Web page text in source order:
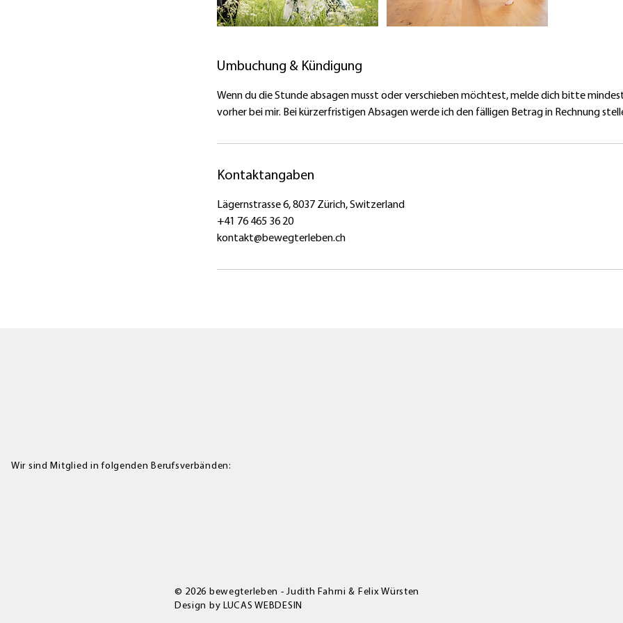
.
Umbuchung & Kündigung
Wenn du die Stunde absagen musst oder verschieben möchtest, melde dich bitte
vorher bei mir. Bei kürzerfristigen Absagen werde ich den fälligen Betrag in Rechnung
Kontaktangaben
Lägernstrasse 6, 8037 Zürich, Switzerland
+41 76 465 36 20
kontakt@bewegterleben.ch
Wir sind Mitglied in folgenden Berufsverbänden:
© 2026 bewegterleben - Judith Fahrni & Felix Würsten
Design by LUCAS WEBDESIN